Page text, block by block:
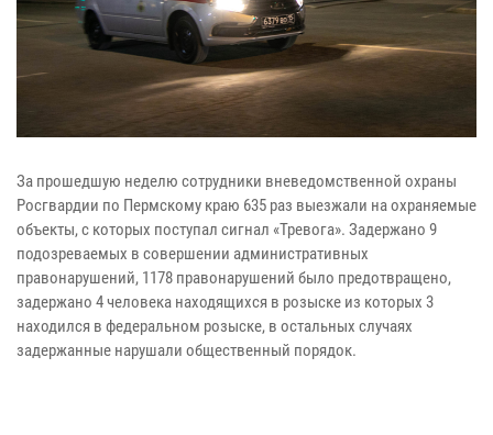
За прошедшую неделю сотрудники вневедомственной охраны
Росгвардии по Пермскому краю 635 раз выезжали на охраняемые
объекты, с которых поступал сигнал «Тревога». Задержано 9
подозреваемых в совершении административных
правонарушений, 1178 правонарушений было предотвращено,
задержано 4 человека находящихся в розыске из которых 3
находился в федеральном розыске, в остальных случаях
задержанные нарушали общественный порядок.